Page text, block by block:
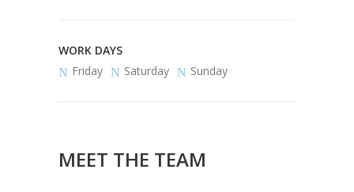
WORK DAYS
Friday
Saturday Sunday
MEET THE TEAM